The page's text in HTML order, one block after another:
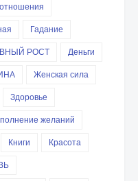
Гадание
РОСТ
Деньги
Женская сила
Здоровье
желаний
Книги
Красота